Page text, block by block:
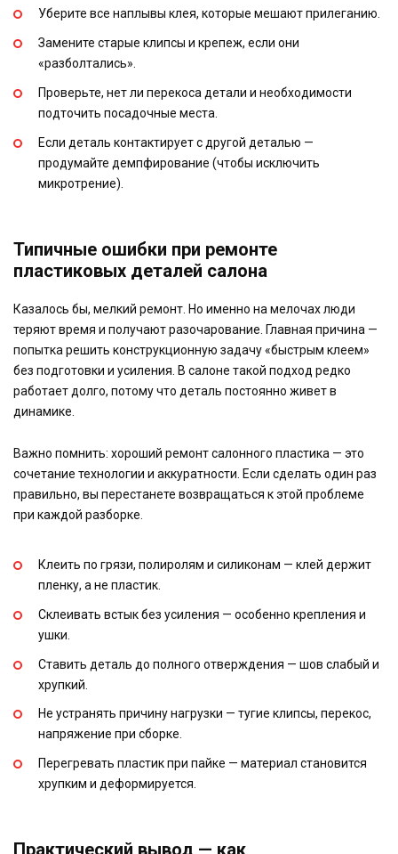
Уберите все наплывы клея, которые мешают прилеганию.
Замените старые клипсы и крепеж, если они
«разболтались».
Проверьте, нет ли перекоса детали и необходимости
подточить посадочные места.
Если деталь контактирует с другой деталью —
продумайте демпфирование (чтобы исключить
микротрение).
Типичные ошибки при ремонте
пластиковых деталей салона
Казалось бы, мелкий ремонт. Но именно на мелочах люди
теряют время и получают разочарование. Главная причина —
попытка решить конструкционную задачу «быстрым клеем»
без подготовки и усиления. В салоне такой подход редко
работает долго, потому что деталь постоянно живет в
динамике.
Важно помнить: хороший ремонт салонного пластика — это
сочетание технологии и аккуратности. Если сделать один раз
правильно, вы перестанете возвращаться к этой проблеме
при каждой разборке.
Клеить по грязи, полиролям и силиконам — клей держит
пленку, а не пластик.
Склеивать встык без усиления — особенно крепления и
ушки.
Ставить деталь до полного отверждения — шов слабый и
хрупкий.
Не устранять причину нагрузки — тугие клипсы, перекос,
напряжение при сборке.
Перегревать пластик при пайке — материал становится
хрупким и деформируется.